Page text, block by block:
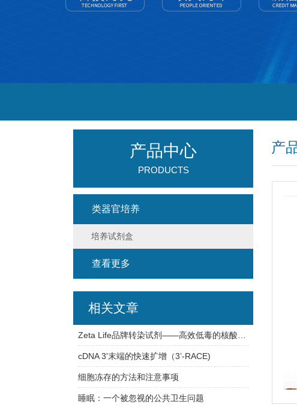
产
产品中心
PRODUCTS
类器官培养
培养试剂盒
查看更多
相关文章
cDNA 3'末端的快速扩增（3’-RACE)
细胞冻存的方法和注意事项
睡眠：一个被忽视的公共卫生问题